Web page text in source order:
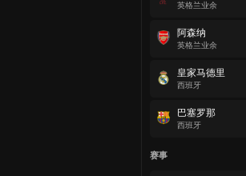
英格兰业余
阿森纳
英格兰业余
皇家马德里
西班牙
巴塞罗那
西班牙
赛事